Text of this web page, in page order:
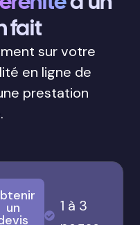
fait
sur votre
en ligne de
prestation
un
1 à 3